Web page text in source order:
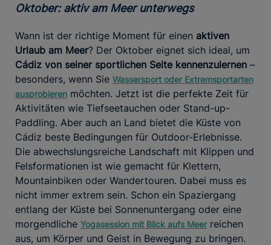
Oktober: aktiv am Meer unterwegs
Wann ist der richtige Moment für einen aktiven
Urlaub am Meer? Der Oktober eignet sich ideal, um
Cádiz von seiner sportlichen Seite kennenzulernen –
besonders, wenn Sie Wassersport oder Extremsportarten
ausprobieren möchten. Jetzt ist die perfekte Zeit für
Aktivitäten wie Tiefseetauchen oder Stand-up-
Paddling. Aber auch an Land bietet die Küste von
Cádiz beste Bedingungen für Outdoor-Erlebnisse.
Die abwechslungsreiche Landschaft mit Klippen und
Felsformationen ist wie gemacht für Klettern,
Mountainbiken oder Wandertouren. Dabei muss es
nicht immer extrem sein. Schon ein Spaziergang
entlang der Küste bei Sonnenuntergang oder eine
morgendliche Yogasession mit Blick aufs Meerreichen
aus, um Körper und Geist in Bewegung zu bringen.